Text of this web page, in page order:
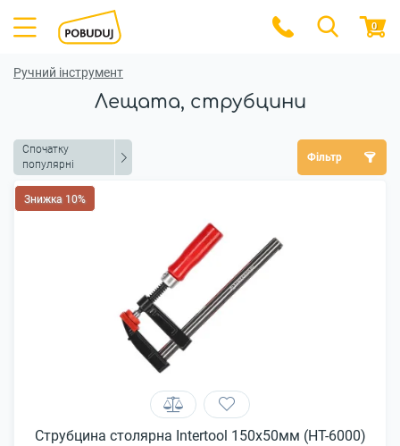
0
Ручний інструмент
Лещата, струбцини
Спочатку
популярні
Фільтр
Знижка 10%
Струбцина столярна Intertool 150x50мм (HT-6000)